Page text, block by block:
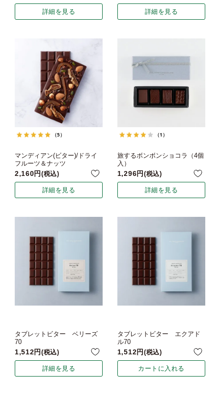
詳細を見る 詳細を見る
（5）
マンディアン(ビター)/ドライ
フルーツ＆ナッツ
2,160 税込
詳細を見る
（1）
旅するボンボンショコラ（4個
入）
1,296 税込
詳細を見る
タブレットビター ベリーズ
70
1,512 税込
詳細を見る
タブレットビター エクアド
ル70
1,512 税込
カートに入れる